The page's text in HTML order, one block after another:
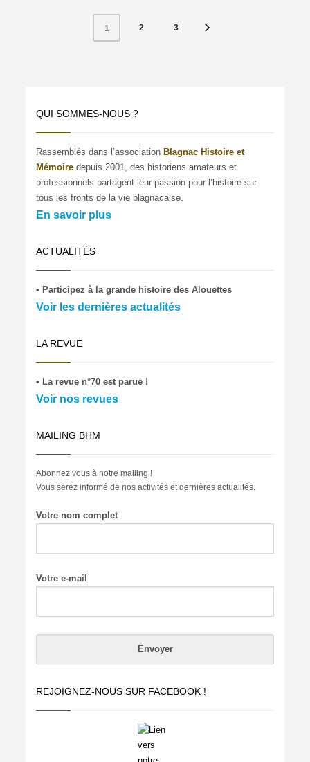
1 2 3
QUI SOMMES-NOUS ?
Rassemblés dans l’associationBlagnac Histoire et
Mémoire depuis 2001, des historiens amateurs et
professionnels partagent leur passion pour l’histoire sur
tous les fronts de la vie blagnacaise.
En savoir plus
ACTUALITÉS
• Participez à la grande histoire des Alouettes
Voir les dernières actualités
LA REVUE
• La revue n°70 est parue !
Voir nos revues
MAILING BHM
Abonnez vous à notre mailing !
Vous serez informé de nos activités et dernières actualités.
Votre nom complet
Votre e-mail
REJOIGNEZ-NOUS SUR FACEBOOK !